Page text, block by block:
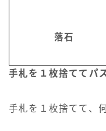
落石
手札を１枚捨ててパ
手札を１枚捨てて、